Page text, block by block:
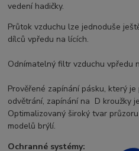
vedení hadičky.
Průtok vzduchu lze jednoduše
dílců vpředu na lících.
Odnímatelný filtr vzduchu vpředu
Prověřené zapínání pásku, který
odvětrání, zapínání na D kroužky
Optimalizovaný široký tvar
modelů brýlí.
Ochranné systémy: